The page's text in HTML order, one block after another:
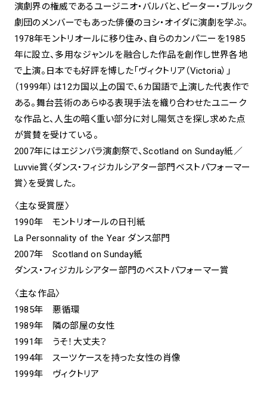
演劇界の権威であるユージニオ・バルバと、ピーター・ブルック
劇団のメンバーでもあった俳優のヨシ・オイダに演劇を学ぶ。
1978年モントリオールに移り住み、自らのカンパニーを1985
年に設立、多用なジャンルを融合した作品を創作し世界各地
で上演。日本でも好評を博した「ヴィクトリア（Victoria）」
（1999年）は12カ国以上の国で、6カ国語で上演した代表作で
ある。舞台芸術のあらゆる表現手法を織り合わせたユニーク
な作品と、人生の暗く重い部分に対し陽気さを探し求めた点
が賞賛を受けている。
2007年にはエジンバラ演劇祭で、Scotland on Sunday紙／
Luvvie賞〈ダンス・フィジカルシアター部門ベストパフォーマー
賞〉を受賞した。
〈主な受賞歴〉
1990年 モントリオールの日刊紙
La Personnality of the Year ダンス部門
2007年 Scotland on Sunday紙
ダンス・フィジカルシアター部門のベストパフォーマー賞
〈主な作品〉
1985年 悪循環
1989年 隣の部屋の女性
1991年 うそ！大丈夫？
1994年 スーツケースを持った女性の肖像
1999年 ヴィクトリア